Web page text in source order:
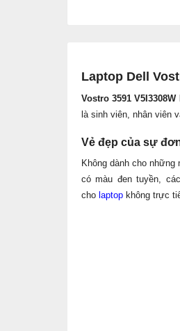
Laptop Dell
Vostro 3591 V5I3308W
là sinh viên, nhân viên
Vẻ đẹp của sự
Không dành cho
có màu đen tuyền,
cho laptop không trực